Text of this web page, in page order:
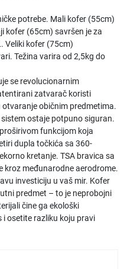
potrebe. Mali kofer (55cm)
kofer (65cm) savršen je za
Veliki kofer (75cm)
Težina varira od 2,5kg do
se revolucionarnim
zatvarač koristi
običnim predmetima.
ostaje potpuno siguran.
funkcijom koja
dupla točkića sa 360-
kretanje. TSA bravica sa
međunarodne aerodrome.
investiciju u vaš mir. Kofer
predmet – to je neprobojni
čine ga ekološki
osetite razliku koju pravi